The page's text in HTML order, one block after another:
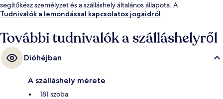
segítőkész személyzet és a szálláshely általános állapota. A
tömegközlekedés rövid sétával megközelíthető: Aleksanterin Teatteri
perc séta.
Tudnivalók a lemondással kapcsolatos jogaidról
További tudnivalók a szálláshelyről
Dióhéjban
A szálláshely mérete
181 szoba